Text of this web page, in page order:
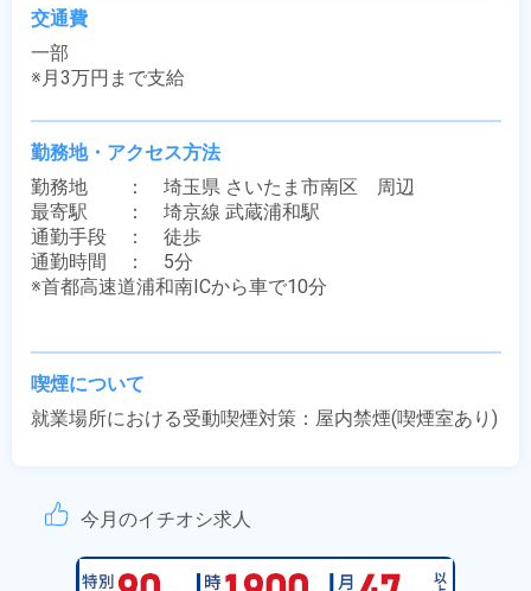
交通費
一部
※月3万円まで支給
勤務地・アクセス方法
勤務地　　：　埼玉県 さいたま市南区　周辺
最寄駅　　：　埼京線 武蔵浦和駅
通勤手段　：　徒歩
通勤時間　：　5分
※首都高速道浦和南ICから車で10分
喫煙について
就業場所における受動喫煙対策：屋内禁煙(喫煙室あり)
今月のイチオシ求人